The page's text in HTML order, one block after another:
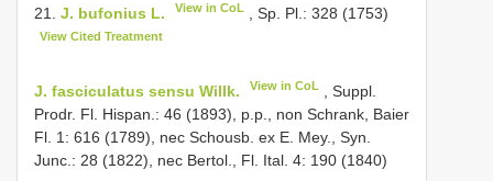
21. J. bufonius L. View in CoL , Sp. Pl.: 328 (1753)
View Cited Treatment
J. fasciculatus sensu Willk. View in CoL
, Suppl.
Prodr. Fl. Hispan.: 46 (1893), p.p., non Schrank, Baier
Fl. 1: 616 (1789), nec Schousb. ex E. Mey., Syn.
Junc.: 28 (1822), nec Bertol., Fl. Ital. 4: 190 (1840)